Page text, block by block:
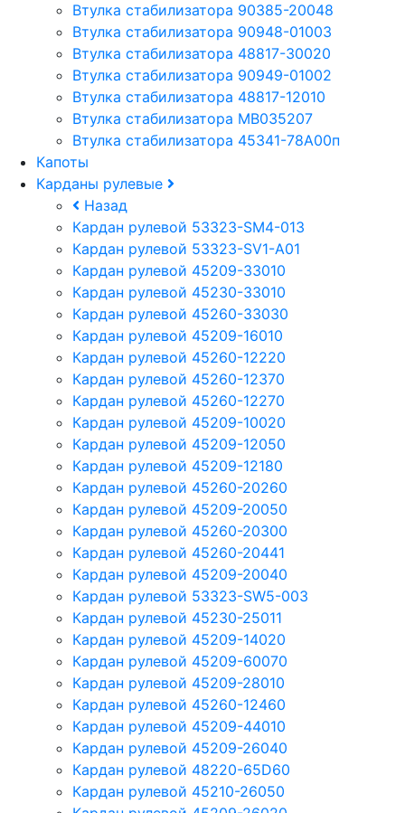
Втулка стабилизатора 90385-20048
Втулка стабилизатора 90948-01003
Втулка стабилизатора 48817-30020
Втулка стабилизатора 90949-01002
Втулка стабилизатора 48817-12010
Втулка стабилизатора MB035207
Втулка стабилизатора 45341-78A00п
Капоты
Карданы рулевые
Назад
Кардан рулевой 53323-SM4-013
Кардан рулевой 53323-SV1-A01
Кардан рулевой 45209-33010
Кардан рулевой 45230-33010
Кардан рулевой 45260-33030
Кардан рулевой 45209-16010
Кардан рулевой 45260-12220
Кардан рулевой 45260-12370
Кардан рулевой 45260-12270
Кардан рулевой 45209-10020
Кардан рулевой 45209-12050
Кардан рулевой 45209-12180
Кардан рулевой 45260-20260
Кардан рулевой 45209-20050
Кардан рулевой 45260-20300
Кардан рулевой 45260-20441
Кардан рулевой 45209-20040
Кардан рулевой 53323-SW5-003
Кардан рулевой 45230-25011
Кардан рулевой 45209-14020
Кардан рулевой 45209-60070
Кардан рулевой 45209-28010
Кардан рулевой 45260-12460
Кардан рулевой 45209-44010
Кардан рулевой 45209-26040
Кардан рулевой 48220-65D60
Кардан рулевой 45210-26050